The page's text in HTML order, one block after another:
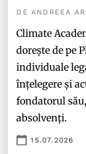
DE ANDREEA
Climate
dorește de pe
individuale
înțelegere și
fondatorul
absolvenți.
15.07.2026